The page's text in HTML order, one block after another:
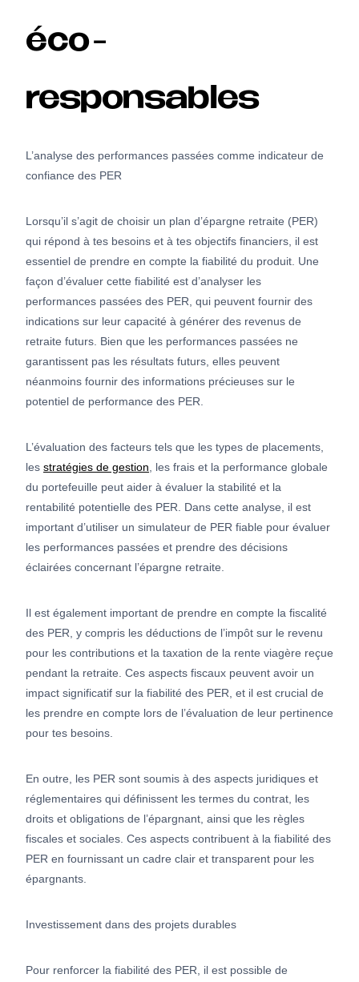
éco-
responsables
L’analyse des performances passées comme indicateur de
confiance des PER
Lorsqu’il s’agit de choisir un plan d’épargne retraite (PER)
qui répond à tes besoins et à tes objectifs financiers, il est
essentiel de prendre en compte la fiabilité du produit. Une
façon d’évaluer cette fiabilité est d’analyser les
performances passées des PER, qui peuvent fournir des
indications sur leur capacité à générer des revenus de
retraite futurs. Bien que les performances passées ne
garantissent pas les résultats futurs, elles peuvent
néanmoins fournir des informations précieuses sur le
potentiel de performance des PER.
L’évaluation des facteurs tels que les types de placements,
les stratégies de gestion , les frais et la performance globale
du portefeuille peut aider à évaluer la stabilité et la
rentabilité potentielle des PER. Dans cette analyse, il est
important d’utiliser un simulateur de PER fiable pour évaluer
les performances passées et prendre des décisions
éclairées concernant l’épargne retraite.
Il est également important de prendre en compte la fiscalité
des PER, y compris les déductions de l’impôt sur le revenu
pour les contributions et la taxation de la rente viagère reçue
pendant la retraite. Ces aspects fiscaux peuvent avoir un
impact significatif sur la fiabilité des PER, et il est crucial de
les prendre en compte lors de l’évaluation de leur pertinence
pour tes besoins.
En outre, les PER sont soumis à des aspects juridiques et
réglementaires qui définissent les termes du contrat, les
droits et obligations de l’épargnant, ainsi que les règles
fiscales et sociales. Ces aspects contribuent à la fiabilité des
PER en fournissant un cadre clair et transparent pour les
épargnants.
Investissement dans des projets durables
Pour renforcer la fiabilité des PER, il est possible de